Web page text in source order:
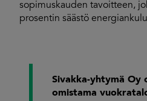
sopimuskauden tavoitteen,
prosentin säästö
Sivakka-yhtymä Oy
omistama